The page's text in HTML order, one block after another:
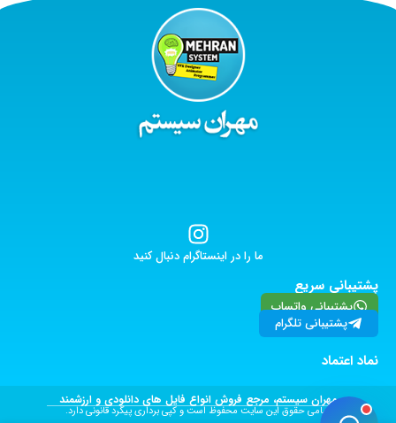
ما را در اینستاگرام دنبال کنید
پشتیبانی سریع
پشتیبانی واتساپ
پشتیبانی تلگرام
نماد اعتماد
مهران سیستم، مرجع فروش انواع فایل های دانلودی و ارزشمند
تمامی حقوق این سایت محفوظ است و کپی برداری پیگرد قانونی دارد.